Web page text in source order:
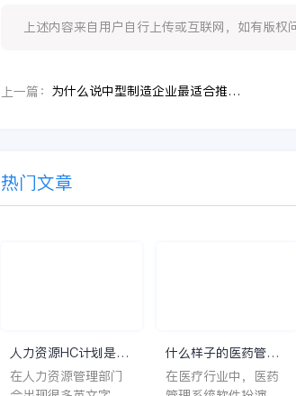
上述内容来自用户自行上传或互联网，如有版权
上一篇： 为什么说中型制造企业最适合推进AI化的ERP？
热门文章
人力资源HC计划是什
么意思？
在人力资源管理部门
什么样子的医药管理
系统软件更好用？
在医疗行业中，医药